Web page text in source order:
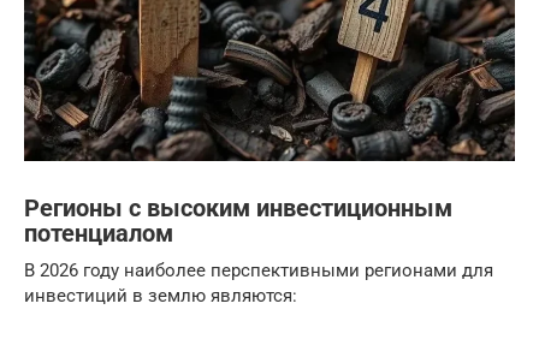
Регионы с высоким инвестиционным
потенциалом
В 2026 году наиболее перспективными регионами для
инвестиций в землю являются: